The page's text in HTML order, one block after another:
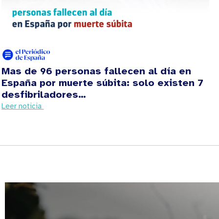
Mas de 96 personas fallecen al día en
España por muerte súbita: solo existen 7
desfibriladores…
Leer noticia